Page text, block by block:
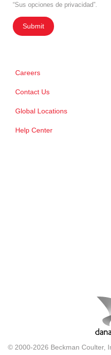
“Sus opciones de privacidad”.
Submit
Careers
Contact Us
Global Locations
Help Center
© 2000-2026 Beckman Coulter,